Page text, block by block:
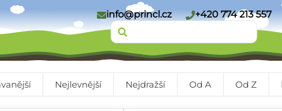
info@princl.cz +420 774 213 557
Nejlevnější Nejdražší Od A Od Z